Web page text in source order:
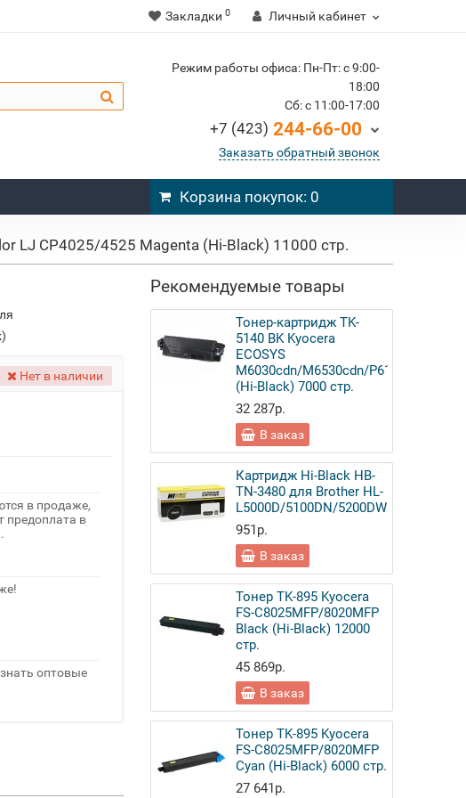
Закладки 0 Личный кабинет
Режим работы офиса: Пн-Пт: c 9:00-
18:00
Cб: c 11:00-17:00
+7 (423) 244-66-00
Заказать обратный звонок
Корзина покупок: 0
LJ CP4025/4525 Magenta (Hi-Black) 11000 стр.
Нет в наличии
в продаже,
предоплата в
оптовые
Рекомендуемые товары
Тонер-картридж TK-
5140 BK Kyocera
ECOSYS
M6030cdn/M6530cdn/P6130cdn
(Hi-Black) 7000 стр.
32 287р.
В заказ
Картридж Hi-Black HB-
TN-3480 для Brother HL-
L5000D/5100DN/5200DW
951р.
В заказ
Тонер TK-895 Kyocera
FS-C8025MFP/8020MFP
Black (Hi-Black) 12000
стр.
45 869р.
В заказ
Тонер TK-895 Kyocera
FS-C8025MFP/8020MFP
Cyan (Hi-Black) 6000 стр.
27 641р.